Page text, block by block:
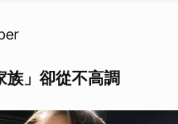
族」卻從不高調